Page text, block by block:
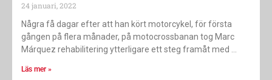
24 januari, 2022
Några få dagar efter att han kört motorcykel, för första
gången på flera månader, på motocrossbanan tog Marc
Márquez rehabilitering ytterligare ett steg framåt med
Läs mer »